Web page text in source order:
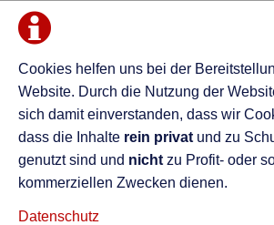
Cookies helfen uns bei der
Website. Durch die Nutzung der
sich damit einverstanden, dass wir
dass die Inhalte rein privat und zu
genutzt sind und nicht zu Profit- oder
kommerziellen Zwecken dienen.
Datenschutz